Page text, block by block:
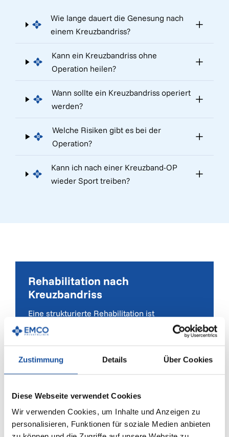
Zustimmung Details Über Cookies
Diese Webseite verwendet Cookies
Wir verwenden Cookies, um Inhalte und Anzeigen zu
personalisieren, Funktionen für soziale Medien anbieten
Wie lange dauert die Genesung nach
einem Kreuzbandriss?
Kann ein Kreuzbandriss ohne
Operation heilen?
Wann sollte ein Kreuzbandriss operiert
werden?
Welche Risiken gibt es bei der
Operation?
Kann ich nach einer Kreuzband-OP
wieder Sport treiben?
Rehabilitation nach
Kreuzbandriss
Eine strukturierte Rehabilitation ist
entscheidend für den langfristigen
Physiotherapie und Muskelaufbau
Schrittweise Steigerung der Belastung
Gleichgewichtstraining und
Regelmäßige Kontrolluntersuchungen